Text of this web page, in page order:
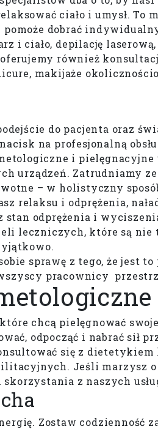
ciało i umysł. To
dobrać
i ciało, depilację
oferujemy również
makijaże
do pacjenta oraz
na profesjonalną
i
urządzeń. Zatrudniamy
– w holistyczny
relaksu i odprężenia,
odprężenia i
leczniczych, które są nie
sprawę z tego, że jest
pracownicy
chcą pielęgnować
odpocząć i nabrać sił
się z
Jeśli marzysz
z naszych
Zostaw codzienność